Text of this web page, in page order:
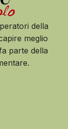
della
meglio
parte della